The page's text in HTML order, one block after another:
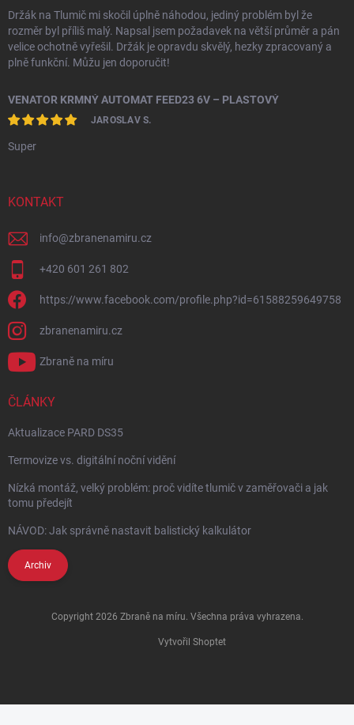
Držák na Tlumič mi skočil úplně náhodou, jediný problém byl že
rozměr byl příliš malý. Napsal jsem požadavek na větší průměr a pán
velice ochotně vyřešil. Držák je opravdu skvělý, hezky zpracovaný a
plně funkční. Můžu jen doporučit!
VENATOR KRMNÝ AUTOMAT FEED23 6V – PLASTOVÝ
JAROSLAV S.
Super
KONTAKT
info@zbranenamiru.cz
+420 601 261 802
https://www.facebook.com/profile.php?id=61588259649758
zbranenamiru.cz
Zbraně na míru
ČLÁNKY
Aktualizace PARD DS35
Termovize vs. digitální noční vidění
Nízká montáž, velký problém: proč vidíte tlumič v zaměřovači a jak
tomu předejít
NÁVOD: Jak správně nastavit balistický kalkulátor
Archiv
Vytvořil Shoptet
Copyright 2026 Zbraně na míru. Všechna práva vyhrazena.